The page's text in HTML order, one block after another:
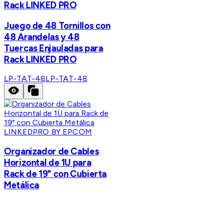
Rack LINKED PRO
Juego de 48 Tornillos con
48 Arandelas y 48
Tuercas Enjauladas para
Rack LINKED PRO
LP-TAT-48LP-TAT-48
LINKEDPRO BY EPCOM
Organizador de Cables
Horizontal de 1U para
Rack de 19" con Cubierta
Metálica